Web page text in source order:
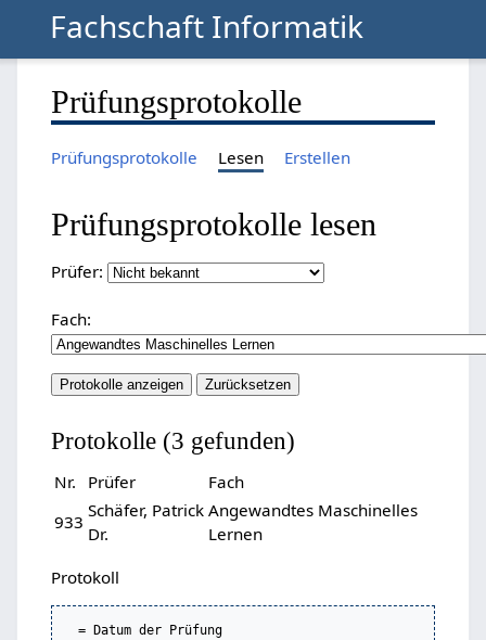
Fachschaft Informatik
Prüfungsprotokolle
Prüfungsprotokolle Lesen Erstellen
Prüfungsprotokolle lesen
Prüfer:
Fach:
Protokolle (3 gefunden)
Nr. Prüfer
Fach
933
Schäfer, Patrick
Dr.
Angewandtes Maschinelles
Lernen
Protokoll
= Datum der Prüfung